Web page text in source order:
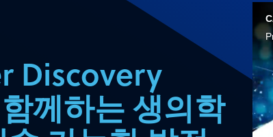
Discovery
께하는 생의학